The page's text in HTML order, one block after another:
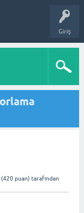
Giriş
(420 puan) tarafından